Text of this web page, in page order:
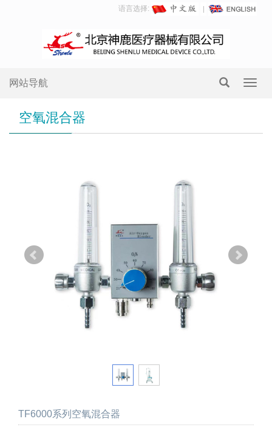
语言选择:
网站导航
空氧混合器
TF6000系列空氧混合器